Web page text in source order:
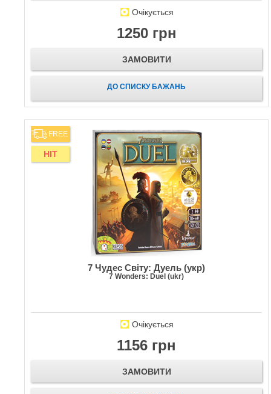
Очікується
1250 грн
ЗАМОВИТИ
ДО СПИСКУ БАЖАНЬ
FREE
HIT
7 Чудес Світу: Дуель (укр)
7 Wonders: Duel (ukr)
Очікується
1156 грн
ЗАМОВИТИ